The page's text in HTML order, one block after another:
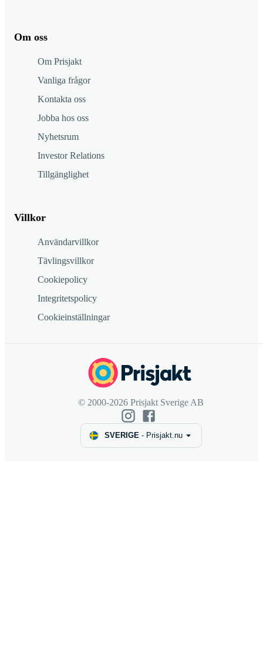
Om oss
Om Prisjakt
Vanliga frågor
Kontakta oss
Jobba hos oss
Nyhetsrum
Investor Relations
Tillgänglighet
Villkor
Användarvillkor
Tävlingsvillkor
Cookiepolicy
Integritetspolicy
Cookieinställningar
© 2000-2026 Prisjakt Sverige AB
SVERIGE- Prisjakt.nu